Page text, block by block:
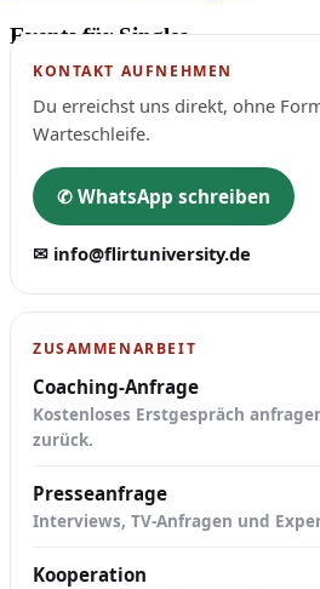
Events für Singles
KONTAKT AUFNEHMEN
Du erreichst uns direkt, ohne
Warteschleife.
✆ WhatsApp schreiben
✉ info@flirtuniversity.de
ZUSAMMENARBEIT
Coaching-Anfrage
Kostenloses Erstgespräch
zurück.
Presseanfrage
Interviews, TV-Anfragen und
Kooperation